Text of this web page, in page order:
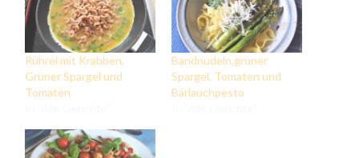
Rührei mit Krabben,
Grüner Spargel und
Tomaten
Bandnudeln,grüner
Spargel, Tomaten und
Bärlauchpesto